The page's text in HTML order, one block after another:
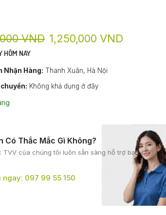
VND 1,250,000VND
HÔM NAY
Nhận Hàng: Thanh Xuân, Hà Nội
Không khả dụng ở đây
Có Thắc Mắc Gì Không?
TVV của chúng tôiluôn sẵn sàng hỗ trợ bạn.
ngay: 097 99 55 150